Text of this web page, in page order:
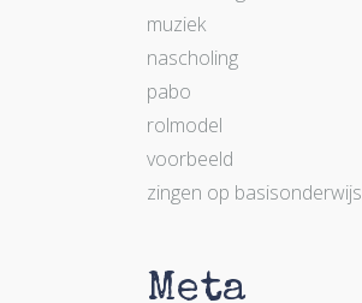
muziek
nascholing
pabo
rolmodel
voorbeeld
zingen op basisonderwijs
Meta